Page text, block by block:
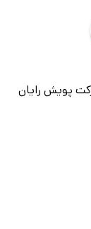
پویش رایان